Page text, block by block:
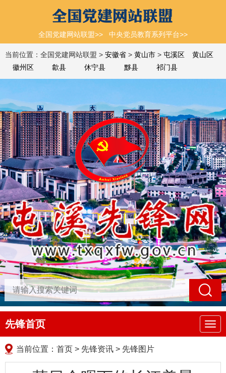
全国党建网站联盟>> 中央党员教育系列平台>>
当前位置：全国党建网站联盟 > 安徽省 > 黄山市 > 屯溪区
黄山区
徽州区
歙县 休宁县 黟县 祁门县
导
航
先锋首页
当前位置： 首页 > 先锋资讯 > 先锋图片